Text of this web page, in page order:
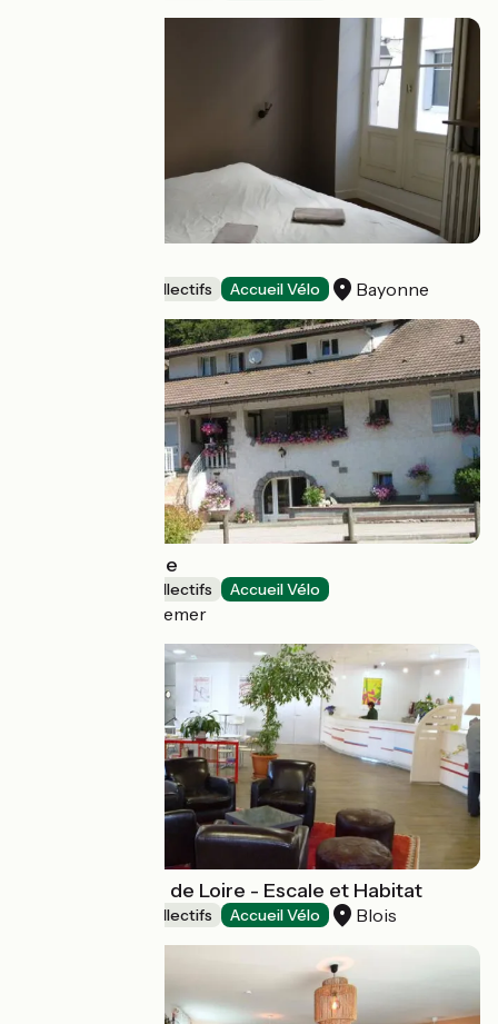
Hébergements collectifs Accueil Vélo Bayonne
Gîte Verte Vallée
Hébergements collectifs Accueil Vélo
Xonrupt-Longemer
Ethic Etapes Val de Loire - Escale et Habitat
Hébergements collectifs Accueil Vélo Blois